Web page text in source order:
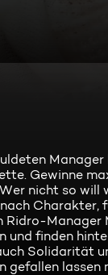
Gewinne
nicht so will
Ridro-
finden
Solidarität
lassen